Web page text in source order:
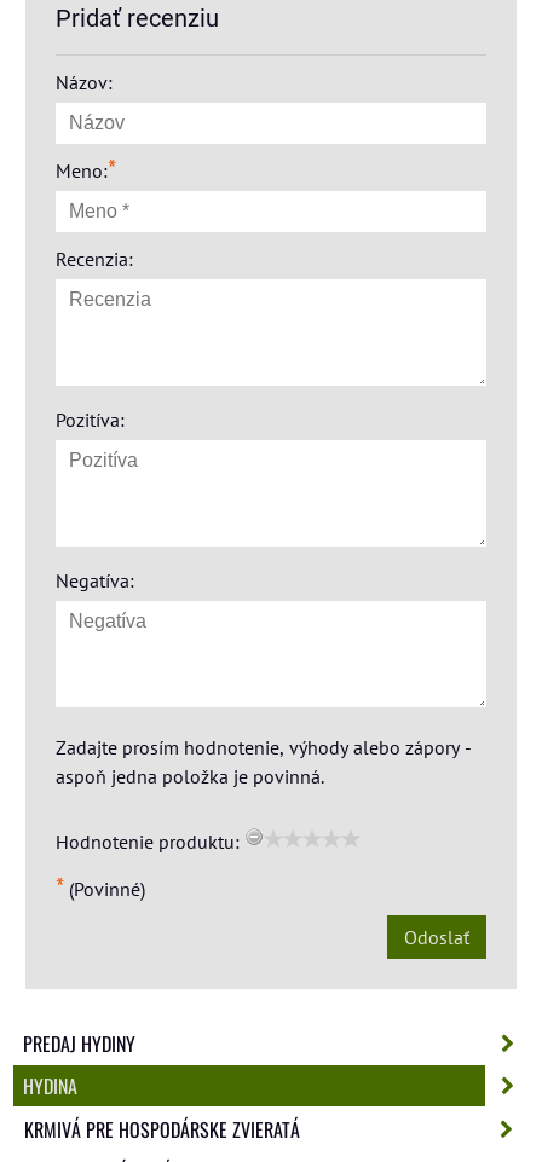
Pridať recenziu
Názov:
Meno:*
Recenzia:
Pozitíva:
Negatíva:
Zadajte prosím hodnotenie, výhody alebo zápory -
aspoň jedna položka je povinná.
Hodnotenie produktu:
* (Povinné)
Odoslať
PREDAJ HYDINY
HYDINA
KRMIVÁ PRE HOSPODÁRSKE ZVIERATÁ